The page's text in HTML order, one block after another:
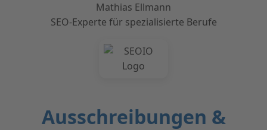
Mathias Ellmann
SEO-Experte für spezialisierte Berufe
Ausschreibungen &